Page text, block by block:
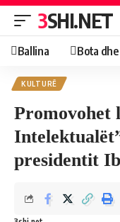
3SHI.NET
Ballina Bota
KULTURË
​Promovohet
presidentit